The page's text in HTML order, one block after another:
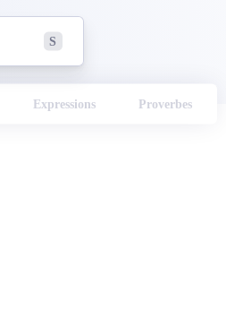
S
Expressions Proverbes